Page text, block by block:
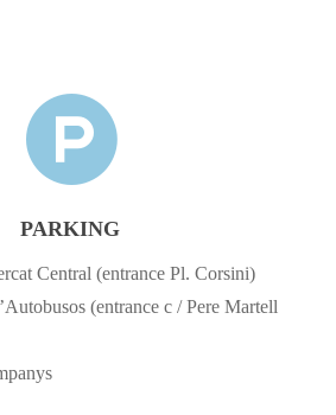
PARKING
Central (entrance Pl. Corsini)
(entrance c / Pere Martell